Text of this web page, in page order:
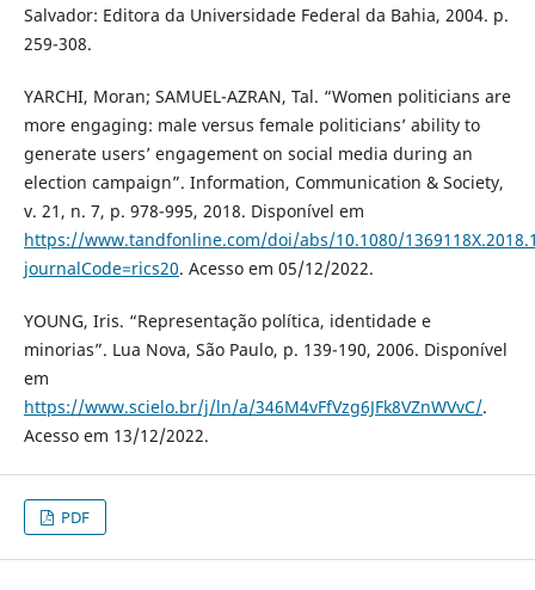
Salvador: Editora da Universidade Federal da Bahia, 2004. p.
259-308.
YARCHI, Moran; SAMUEL-AZRAN, Tal. “Women politicians are
more engaging: male versus female politicians’ ability to
generate users’ engagement on social media during an
election campaign”. Information, Communication & Society,
v. 21, n. 7, p. 978-995, 2018. Disponível em
https://www.tandfonline.com/doi/abs/10.1080/
journalCode=rics20. Acesso em 05/12/2022.
YOUNG, Iris. “Representação política, identidade e
minorias”. Lua Nova, São Paulo, p. 139-190, 2006. Disponível
em
https://www.scielo.br/j/ln/a/346M4vFfVzg6JFk8VZnWVvC/.
Acesso em 13/12/2022.
PDF